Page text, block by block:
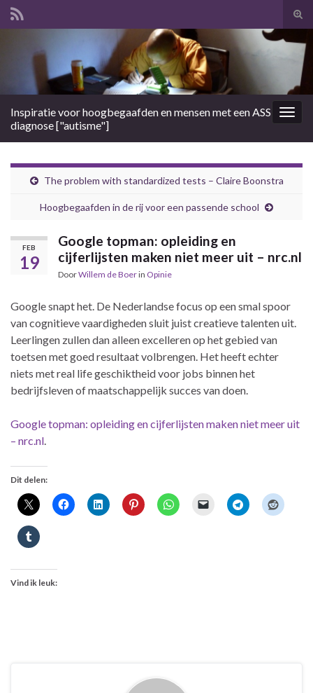
Search for:
Inspiratie voor hoogbegaafden en mensen met een ASS
diagnose ["autisme"]
The problem with standardized tests – Claire Boonstra
Hoogbegaafden in de rij voor een passende school
FEB
19
Google topman: opleiding en
cijferlijsten maken niet meer uit – nrc.nl
DoorWillem de Boerin Opinie
Google snapt het. De Nederlandse focus op een smal spoor
van cognitieve vaardigheden sluit juist creatieve talenten uit.
Leerlingen zullen dan alleen excelleren op het gebied van
toetsen met goed resultaat volbrengen. Het heeft echter
niets met real life geschiktheid voor jobs binnen het
bedrijfsleven of maatschappelijk succes van doen.
Google topman: opleiding en cijferlijsten maken niet meer uit
– nrc.nl.
Dit delen:
Vind ik leuk: